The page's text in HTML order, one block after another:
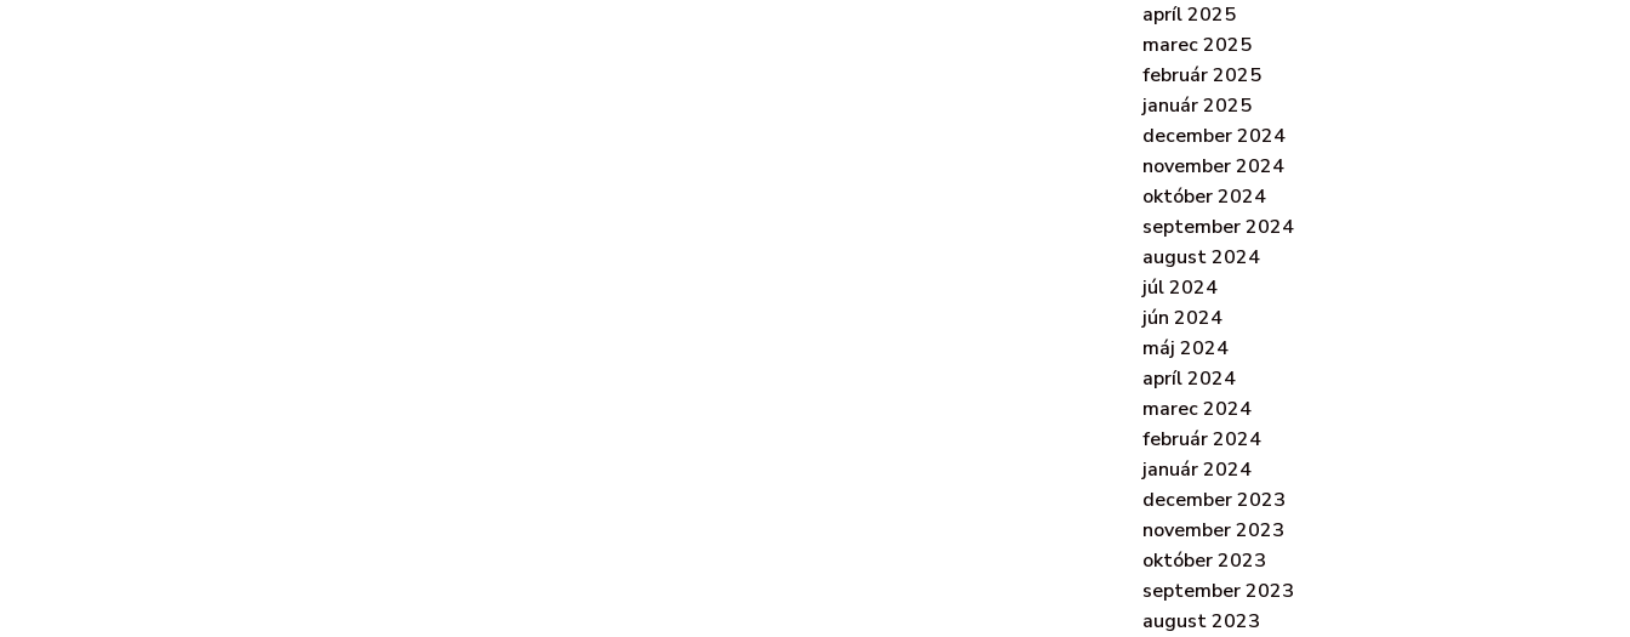
apríl 2025
marec 2025
február 2025
január 2025
december 2024
november 2024
október 2024
september 2024
august 2024
júl 2024
jún 2024
máj 2024
apríl 2024
marec 2024
február 2024
január 2024
december 2023
november 2023
október 2023
september 2023
august 2023